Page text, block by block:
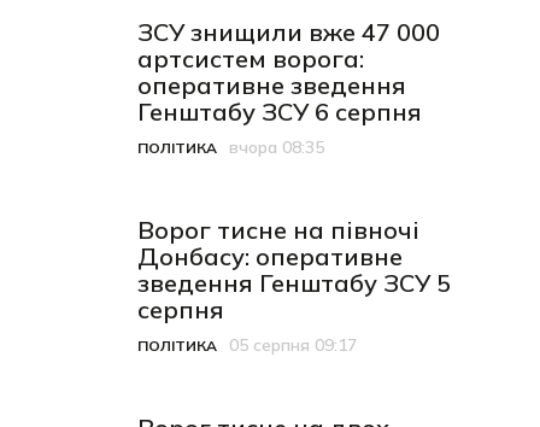
ЗСУ знищили вже 47 000
артсистем ворога:
оперативне зведення
Генштабу ЗСУ 6 серпня
Категорія
ПОЛІТИКА
Дата публікації
вчора 08:35
Ворог тисне на півночі
Донбасу: оперативне
зведення Генштабу ЗСУ 5
серпня
Категорія
ПОЛІТИКА
Дата публікації
05 серпня 09:17